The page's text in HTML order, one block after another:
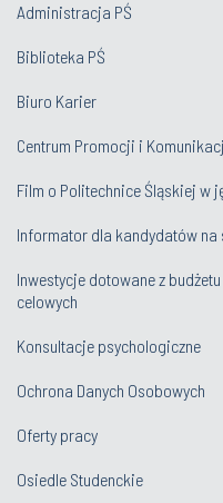
Administracja PŚ
Biblioteka PŚ
Biuro Karier
Centrum Promocji i
Film o Politechnice Śląskiej w
Informator dla kandydatów na
Inwestycje dotowane z
celowych
Konsultacje psychologiczne
Ochrona Danych Osobowych
Oferty pracy
Osiedle Studenckie